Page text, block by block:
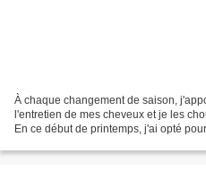
À chaque changement de saison,
l'entretien de mes cheveux et je les
En ce début de printemps, j'ai opté